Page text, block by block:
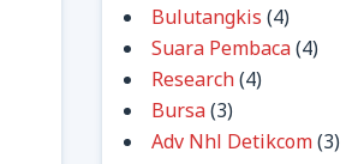
Bulutangkis (4)
Suara Pembaca(4)
Research(4)
Bursa(3)
Adv Nhl Detikcom(3)